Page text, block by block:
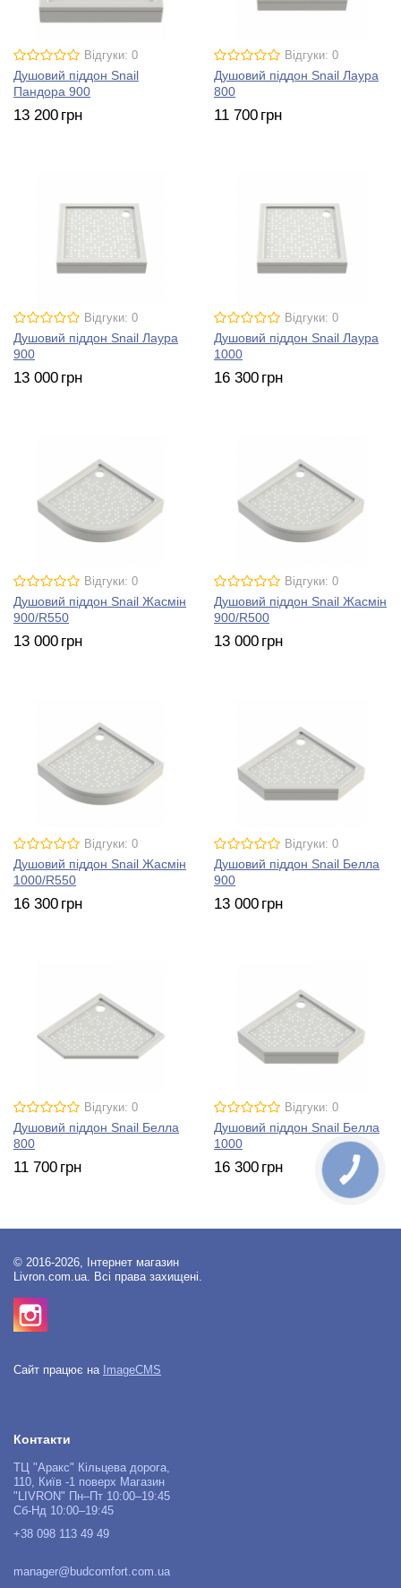
Відгуки: 0
Душовий піддон Snail
Пандора 900
13 200 грн
Відгуки: 0
Душовий піддон Snail Лаура
800
11 700 грн
Відгуки: 0
Душовий піддон Snail Лаура
900
13 000 грн
Відгуки: 0
Душовий піддон Snail Лаура
1000
16 300 грн
Відгуки: 0
Душовий піддон Snail Жасмін
900/R550
13 000 грн
Відгуки: 0
Душовий піддон Snail Жасмін
900/R500
13 000 грн
Відгуки: 0
Душовий піддон Snail Жасмін
1000/R550
16 300 грн
Відгуки: 0
Душовий піддон Snail Белла
900
13 000 грн
Відгуки: 0
Душовий піддон Snail Белла
800
11 700 грн
Відгуки: 0
Душовий піддон Snail Белла
1000
16 300 грн
© 2016-2026, Інтернет магазин
Livron.com.ua. Всі права захищені.
Сайт працює на ImageCMS
Контакти
ТЦ "Аракс" Кільцева дорога,
110, Київ -1 поверх Магазин
"LIVRON" Пн–Пт 10:00–19:45
Сб-Нд 10:00–19:45
+38 098 113 49 49
manager@budcomfort.com.ua
КНОПКА
ЗВ'ЯЗКУ